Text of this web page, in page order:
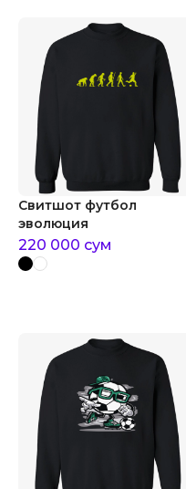
Свитшот футбол
эволюция
220 000 сум